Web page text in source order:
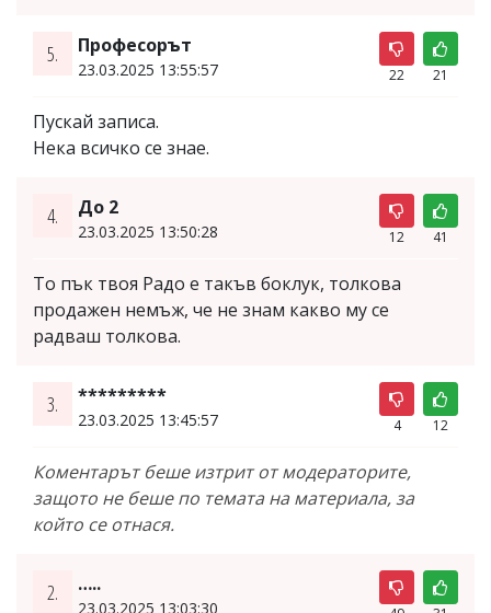
5. Професорът
23.03.2025 13:55:57 22 21
Пускай записа.
Нека всичко се знае.
4. До 2
23.03.2025 13:50:28 12 41
То пък твоя Радо е такъв боклук, толкова
продажен немъж, че не знам какво му се
радваш толкова.
3. *********
23.03.2025 13:45:57 4 12
Коментарът беше изтрит от модераторите,
защото не беше по темата на материала, за
който се отнася.
2. …..
23.03.2025 13:03:30